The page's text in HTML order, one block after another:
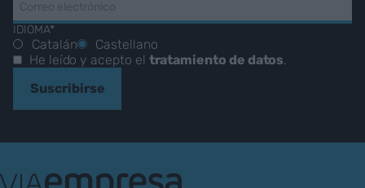
IDIOMA*
Catalán
Castellano
He leído y acepto el tratamiento de datos.
Suscribirse